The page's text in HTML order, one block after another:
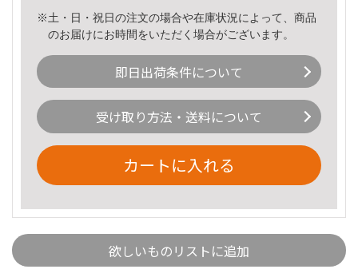
※土・日・祝日の注文の場合や在庫状況によって、商品
のお届けにお時間をいただく場合がございます。
即日出荷条件について
受け取り方法・送料について
カートに入れる
欲しいものリストに追加